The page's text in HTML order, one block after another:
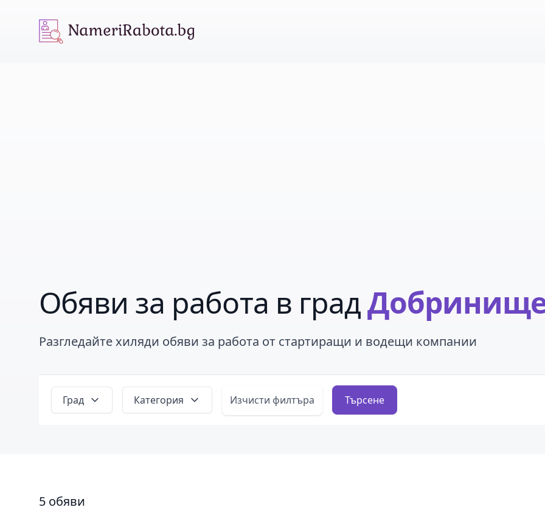
NameriRabota.bg
Обяви за работа в град
Разгледайте хиляди обяви за работа от стартиращи и водещи компании
Град Категория Изчисти филтъра Търсене
5 обяви